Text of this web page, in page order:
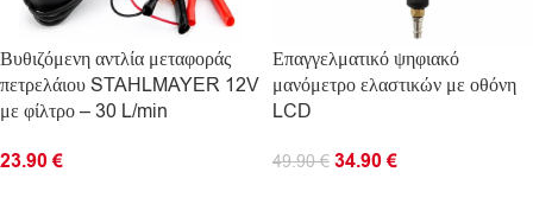
Βυθιζόμενη αντλία μεταφοράς
πετρελάιου STAHLMAYER 12V
με φίλτρο – 30 L/min
23.90€
Επαγγελματικό ψηφιακό
μανόμετρο ελαστικών με οθόνη
LCD
49.90€ 34.90€